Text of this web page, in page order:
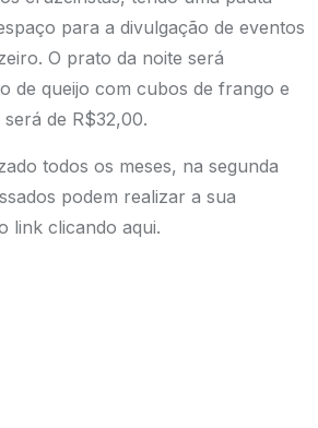
para a divulgação de eventos
O prato da noite será
de queijo com cubos de frango e
de R$32,00.
todos os meses, na segunda
podem realizar a sua
link clicando aqui. ​​